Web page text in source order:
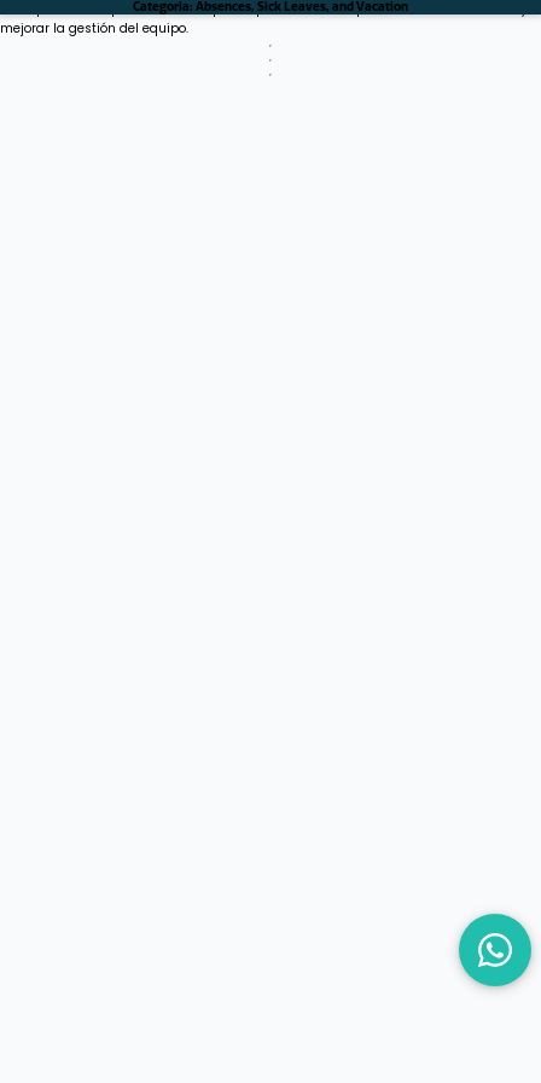
Sí. La plataforma permite crear reportes personalizados para analizar tendencias y
mejorar la gestión del equipo.
Categoria: Absences, Sick Leaves, and Vacation